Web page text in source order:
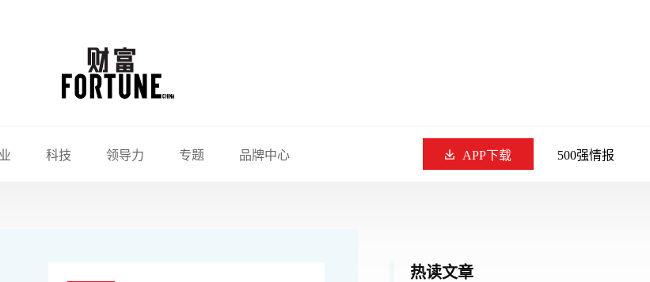
科技 领导力 专题 品牌中心 APP下载 500强情报
热读文章